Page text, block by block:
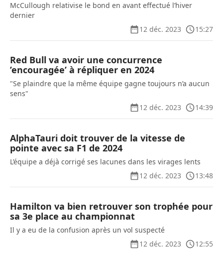
McCullough relativise le bond en avant effectué l’hiver
dernier
12 déc. 2023
15:27
Red Bull va avoir une concurrence
’encouragée’ à répliquer en 2024
"Se plaindre que la même équipe gagne toujours n’a aucun
sens"
12 déc. 2023
14:39
AlphaTauri doit trouver de la vitesse de
pointe avec sa F1 de 2024
L’équipe a déjà corrigé ses lacunes dans les virages lents
12 déc. 2023
13:48
Hamilton va bien retrouver son trophée pour
sa 3e place au championnat
Il y a eu de la confusion après un vol suspecté
12 déc. 2023
12:55